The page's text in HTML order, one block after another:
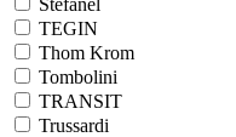
Stefanel
TEGIN
Thom Krom
Tombolini
TRANSIT
Trussardi